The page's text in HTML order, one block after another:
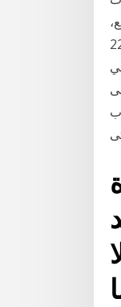
مشهور الفقهاء أنّ الانفساخ في العقود الزمانية هو الانفس 22